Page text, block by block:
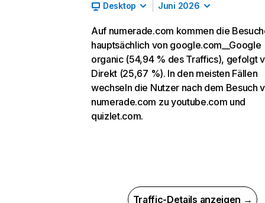
Desktop Juni 2026
Auf numerade.com kommen die
hauptsächlich von google.com__Google
organic (54,94 % des Traffics), gefolgt
Direkt (25,67 %). In den meisten Fällen
wechseln die Nutzer nach dem Besuch
numerade.com zu youtube.com und
quizlet.com.
Traffic-Details anzeigen →